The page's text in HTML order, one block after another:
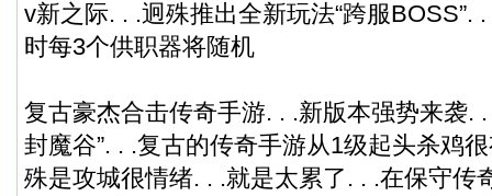
v新之际. . .迥殊推出全新玩法“跨服BOSS”.
时每3个供职器将随机
复古豪杰合击传奇手游. . .新版本强势来袭.
封魔谷”. . .复古的传奇手游从1级起头杀鸡
殊是攻城很情绪. . .就是太累了. . .在保守传